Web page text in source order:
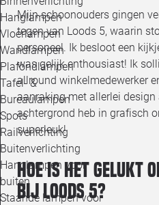
Hanglampen
Vloerlampen
Wandlampen
Plafondlampen
Tafel- &
Bureaulampen
Spots
Railverlichting
Buitenverlichting
Hanglampen voor
buiten
Staande lampen voor
Mijn schoonouders gingen
tegen van Loods 5, waarin
personeel. Ik besloot een
was gelijk enthousiast! Ik
allround winkelmedewerker
aanraking met allerlei design
achtergrond heb in grafisch
superleuk!
Hoe is het gelukt
bij Loods 5?